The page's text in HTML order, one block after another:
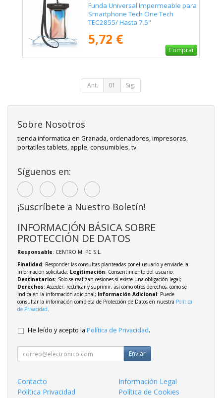
Funda Universal Impermeable para
Smartphone Tech One Tech
TEC2855/ Hasta 7.5"
5,72 €
Comprar
Ant. 01 Sig.
Sobre Nosotros
tienda informatica en Granada, ordenadores, impresoras,
portatiles tablets, apple, consumibles, tv.
Síguenos en:
¡Suscríbete a Nuestro Boletín!
INFORMACIÓN BÁSICA SOBRE
PROTECCIÓN DE DATOS
Responsable: CENTRO MI PC S.L.
Finalidad: Responder las consultas planteadas por el usuario y enviarle la
información solicitada; Legitimación: Consentimiento del usuario;
Destinatarios: Solo se realizan cesiones si existe una obligación legal;
Derechos: Acceder, rectificar y suprimir, así como otros derechos, como se
indica en la información adicional; Información Adicional: Puede
consultar la información completa de Protección de Datos en nuestra Política
de Privacidad.
He leído y acepto la Política de Privacidad.
Enviar
Contacto
Información Legal
Política Privacidad
Política de Cookies